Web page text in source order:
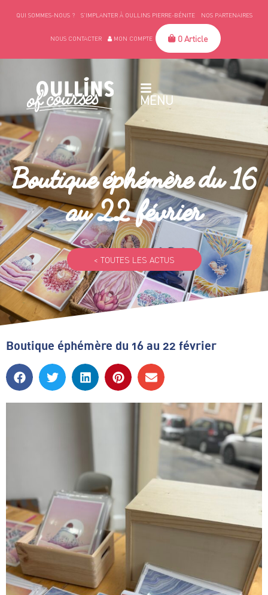
QUI SOMMES-NOUS ? S’IMPLANTER À OULLINS PIERRE-BÉNITE NOS PARTENAIRES
NOUS CONTACTER MON COMPTE 0 Article
MENU
Boutique éphémère du 16
au 22 février
< TOUTES LES ACTUS
Boutique éphémère du 16 au 22 février